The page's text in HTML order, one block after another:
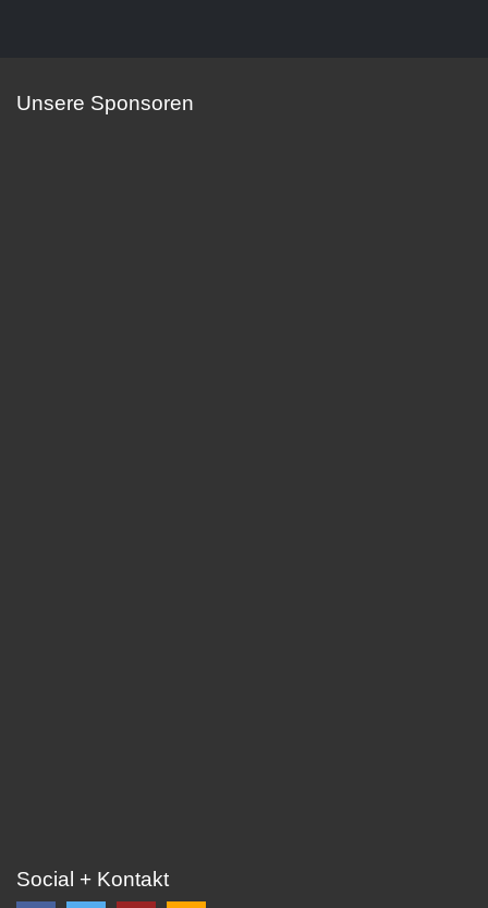
Unsere Sponsoren
Social + Kontakt